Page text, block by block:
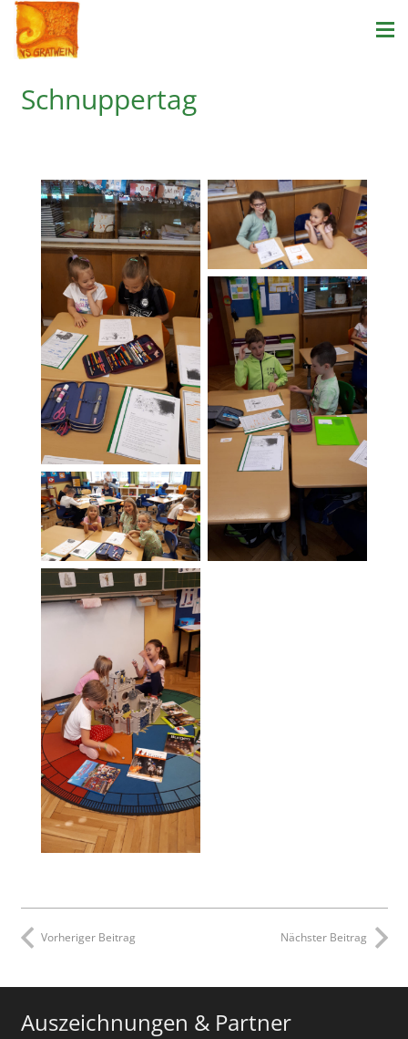
Schnuppertag
Vorheriger Beitrag Nächster Beitrag
Auszeichnungen & Partner